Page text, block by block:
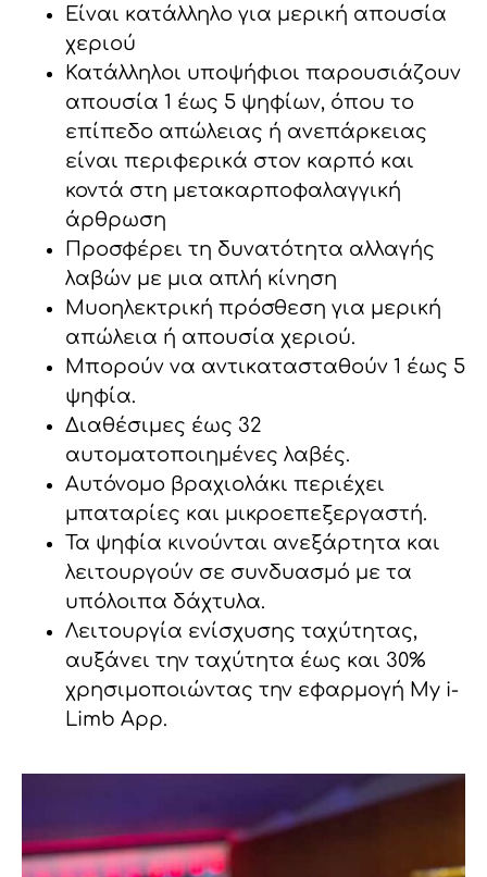
Είναι κατάλληλο για μερική απουσία
χεριού
Κατάλληλοι υποψήφιοι παρουσιάζουν
απουσία 1 έως 5 ψηφίων, όπου το
επίπεδο απώλειας ή ανεπάρκειας
είναι περιφερικά στον καρπό και
κοντά στη μετακαρποφαλαγγική
άρθρωση
Προσφέρει τη δυνατότητα αλλαγής
λαβών με μια απλή κίνηση
Μυοηλεκτρική πρόσθεση για μερική
απώλεια ή απουσία χεριού.
Μπορούν να αντικατασταθούν 1 έως 5
ψηφία.
Διαθέσιμες έως 32
αυτοματοποιημένες λαβές.
Αυτόνομο βραχιολάκι περιέχει
μπαταρίες και μικροεπεξεργαστή.
Τα ψηφία κινούνται ανεξάρτητα και
λειτουργούν σε συνδυασμό με τα
υπόλοιπα δάχτυλα.
Λειτουργία ενίσχυσης ταχύτητας,
αυξάνει την ταχύτητα έως και 30%
χρησιμοποιώντας την εφαρμογή My i-
Limb App.